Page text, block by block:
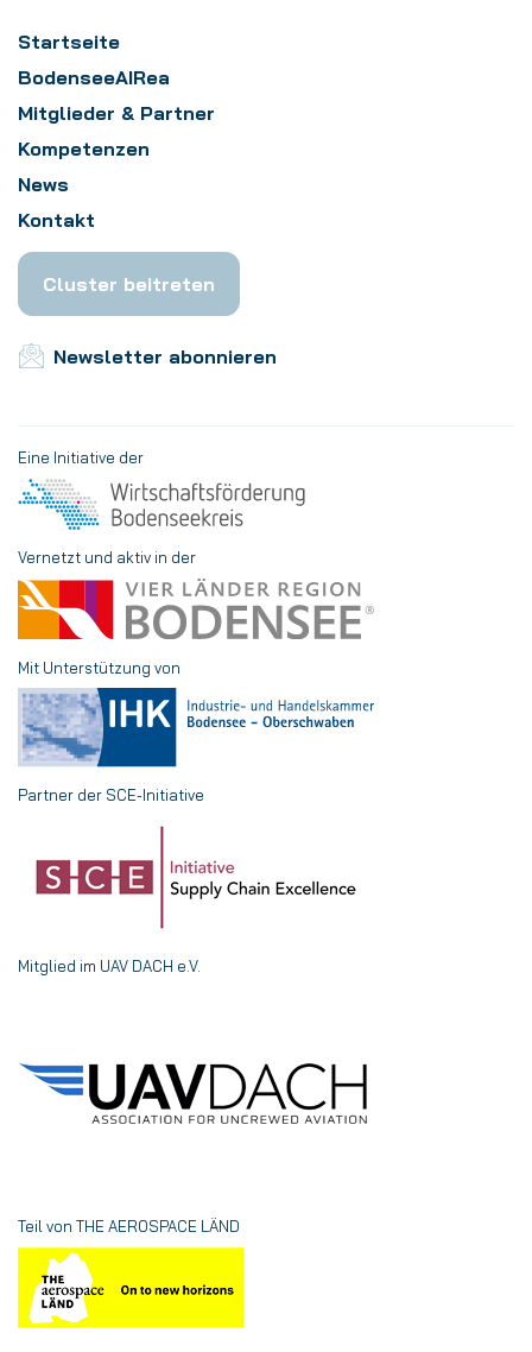
Startseite
BodenseeAIRea
Mitglieder & Partner
Kompetenzen
News
Kontakt
Cluster beitreten
Newsletter abonnieren
Eine Initiative der
Vernetzt und aktiv in der
Mit Unterstützung von
Partner der SCE-Initiative
Mitglied im UAV DACH e.V.
Teil von THE AEROSPACE LÄND